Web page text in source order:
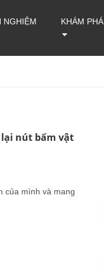
NGHIỆM KHÁM PHÁ
lại nút bấm vật
của mình và mang